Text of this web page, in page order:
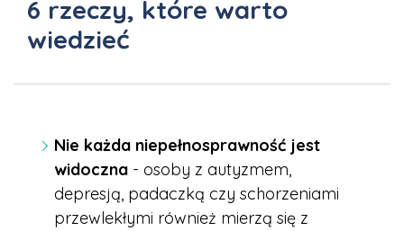
6 rzeczy, które warto
wiedzieć
Nie każda niepełnosprawność jest
widoczna - osoby z autyzmem,
depresją, padaczką czy schorzeniami
przewlekłymi również mierzą się z